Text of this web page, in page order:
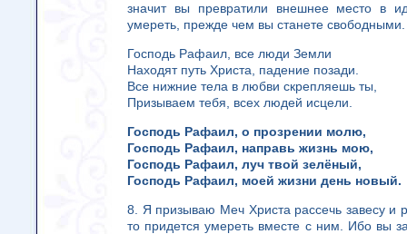
значит вы превратили внешнее место в
умереть, прежде чем вы станете свободными.
Господь Рафаил, все люди Земли
Находят путь Христа, падение позади.
Все нижние тела в любви скрепляешь ты,
Призываем тебя, всех людей исцели.
Господь Рафаил, о прозрении молю,
Господь Рафаил, направь жизнь мою,
Господь Рафаил, луч твой зелёный,
Господь Рафаил, моей жизни день новый.
8. Я призываю Меч Христа рассечь завесу и
то придется умереть вместе с ним. Ибо вы